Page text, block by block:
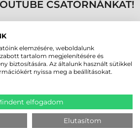
CSATORNÁNKAT!
TERMÉKEK
elemzésére, weboldalunk
tartalom megjelenítésére és
biztosítására. Az általunk használt sütikkel
nyissa meg a beállításokat.
elfogadom
Elutasítom